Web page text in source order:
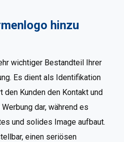
hinzu
wichtiger Bestandteil Ihrer
Es dient als Identifikation
Kunden den Kontakt und
dar, während es
und solides Image aufbaut.
einen seriösen